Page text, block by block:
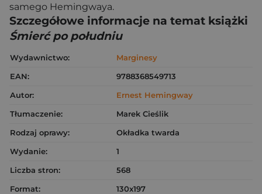
samego Hemingwaya.
Szczegółowe informacje na temat książki
Śmierć po południu
Wydawnictwo:
Marginesy
EAN:
9788368549713
Autor:
Ernest Hemingway
Tłumaczenie:
Marek Cieślik
Rodzaj oprawy:
Okładka twarda
Wydanie:
1
Liczba stron:
568
Format:
130x197